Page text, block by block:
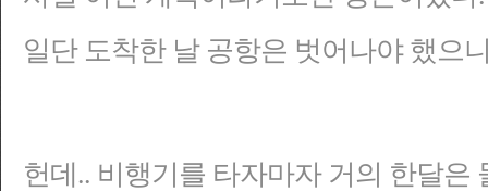
일단 도착한 날 공항은 벗어나야 했으
헌데.. 비행기를 타자마자 거의 한달은